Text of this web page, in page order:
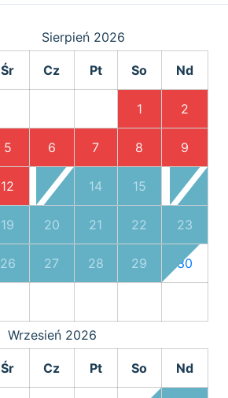
Sierpień 2026
Śr Cz Pt So Nd
1 2
5 6 7 8 9
12 13 14 15 16
19 20 21 22 23
26 27 28 29 30
Wrzesień 2026
Śr Cz Pt So Nd